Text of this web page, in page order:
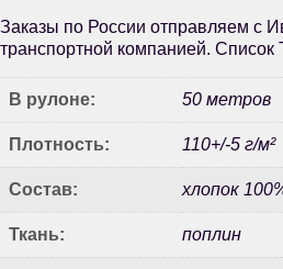
Заказы по России отправляем с
транспортной компанией. Список
В рулоне: 50 метров
Плотность: 110+/-5 г/м²
Состав: хлопок
Ткань: поплин